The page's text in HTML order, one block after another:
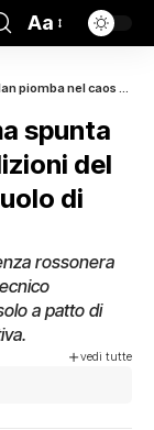
Aa
ma spunta Rangnick: le pesanti condizioni del tedesco per accettare il ruolo di direttore tecnico
spunta
del
di
rossonera
a patto di
vedi tutte